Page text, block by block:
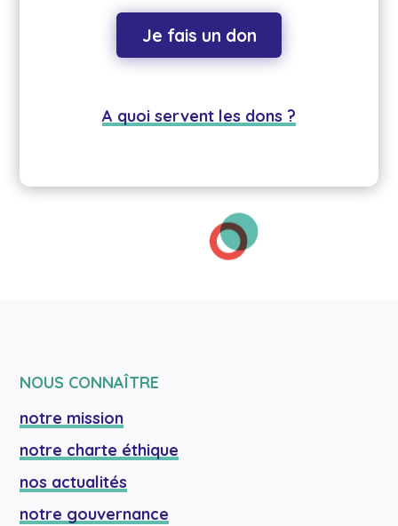
Je fais un don
A quoi servent les dons ?
NOUS CONNAÎTRE
notre mission
notre charte éthique
nos actualités
notre gouvernance